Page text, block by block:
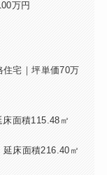
万円
宅｜坪単価70万
面積115.48㎡
床面積216.40㎡